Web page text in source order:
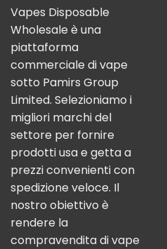
Vapes Disposable
Wholesale è una
piattaforma
commerciale di vape
sotto Pamirs Group
Limited. Selezioniamo i
migliori marchi del
settore per fornire
prodotti usa e getta a
prezzi convenienti con
spedizione veloce. Il
nostro obiettivo è
rendere la
compravendita di vape